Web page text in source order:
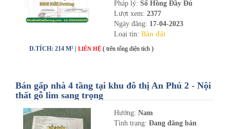
Pháp lý: Sổ Hồng Đầy Đủ
Lượt xem: 2377
Ngày đăng: 17-04-2023
Loại tin: Bán đất
D.TÍCH: 214 M² | LIÊN HỆ ( trên tổng diện tích )
Bán gấp nhà 4 tầng tại khu đô thị An Phú 2 - Nội
thất gỗ lim sang trọng
Hướng: Nam
Tình trạng: Đang đăng bán